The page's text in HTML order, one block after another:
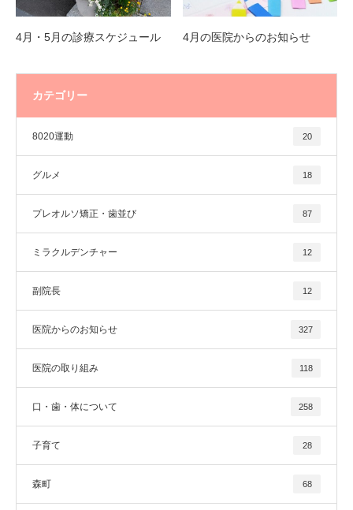
4月・5月の診療スケジュール 4月の医院からのお知らせ
カテゴリー
8020運動 20
グルメ 18
プレオルソ矯正・歯並び 87
ミラクルデンチャー 12
副院長 12
医院からのお知らせ 327
医院の取り組み 118
口・歯・体について 258
子育て 28
森町 68